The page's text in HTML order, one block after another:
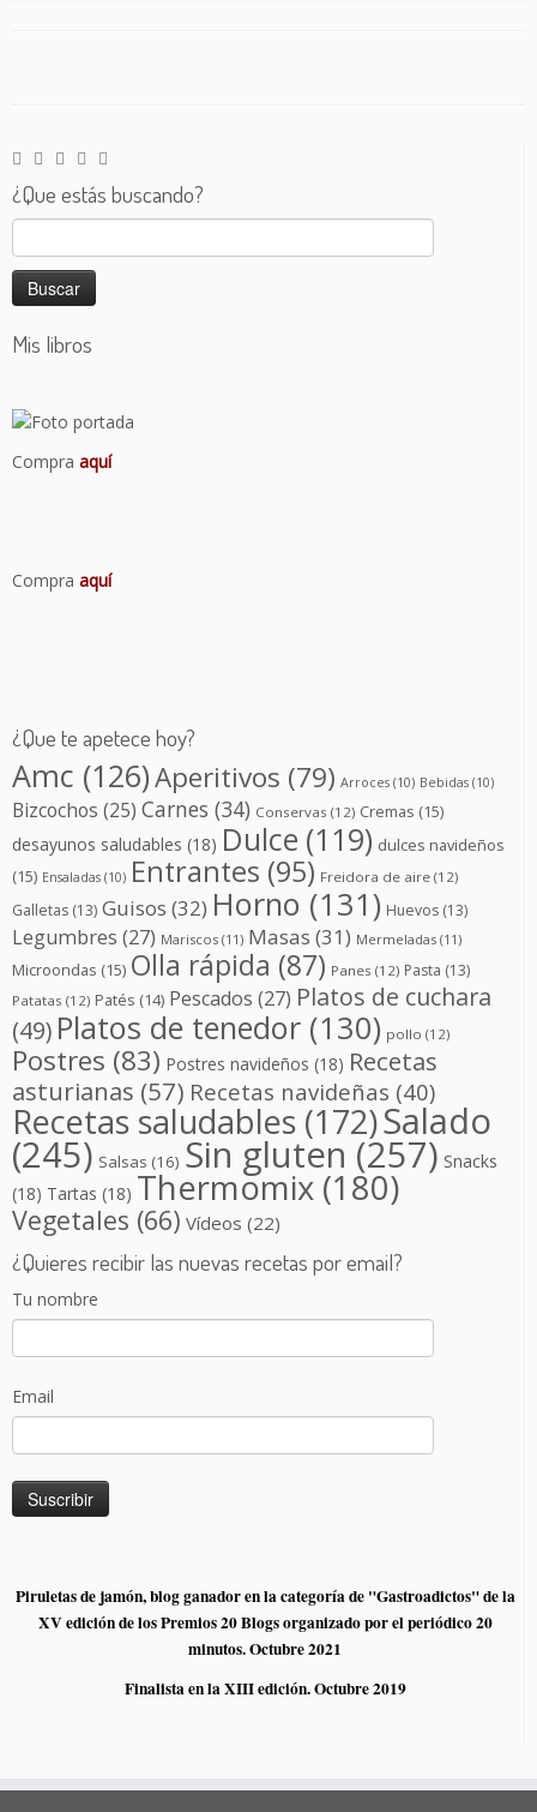
¿Que estás buscando?
Buscar:
Mis libros
Compra aquí
Compra aquí
¿Que te apetece hoy?
Amc (126)Aperitivos (79) Arroces (10) Bebidas (10)
Bizcochos (25) Carnes (34) Conservas (12) Cremas (15)
desayunos saludables (18) Dulce (119) dulces navideños
(15) Ensaladas (10) Entrantes (95) Freidora de aire (12)
Galletas (13) Guisos (32) Horno (131) Huevos (13)
Legumbres (27) Mariscos (11) Masas (31) Mermeladas (11)
Microondas (15) Olla rápida (87) Panes (12) Pasta (13)
Patatas (12) Patés (14) Pescados (27) Platos de cuchara
(49) Platos de tenedor (130) pollo (12)
Postres (83) Postres navideños (18) Recetas
asturianas (57) Recetas navideñas (40)
Recetas saludables (172)Salado
(245) Salsas (16) Sin gluten (257) Snacks
(18) Tartas (18) Thermomix (180)
Vegetales (66) Vídeos (22)
¿Quieres recibir las nuevas recetas por email?
Tu nombre
Email
Piruletas de jamón, blog ganador en la categoría de "Gastroadictos" de la
XV edición de los Premios 20 Blogs organizado por el periódico 20
minutos. Octubre 2021
Finalista en la XIII edición. Octubre 2019